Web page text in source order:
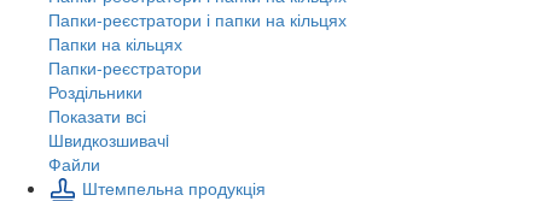
Папки-реєстратори і папки на кільцях
Папки на кільцях
Папки-реєстратори
Роздільники
Показати всі
Швидкозшивачi
Файли
Штемпельна продукція